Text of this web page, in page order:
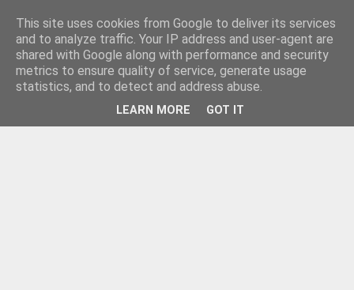
This site uses cookies from Google to deliver its services
and to analyze traffic. Your IP address and user-agent are
shared with Google along with performance and security
metrics to ensure quality of service, generate usage
statistics, and to detect and address abuse.
LEARN MORE GOT IT